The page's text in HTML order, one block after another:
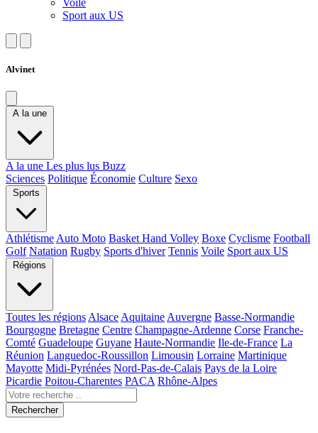
Voile
Sport aux US
Alvinet
A la une
A la une Les plus lus Buzz
Sciences Politique Économie Culture Sexo
Sports
Athlétisme Auto Moto Basket Hand Volley Boxe Cyclisme Football
Golf Natation Rugby Sports d'hiver Tennis Voile Sport aux US
Régions
Toutes les régions Alsace Aquitaine Auvergne Basse-Normandie
Bourgogne Bretagne Centre Champagne-Ardenne Corse Franche-
Comté Guadeloupe Guyane Haute-Normandie Ile-de-France La
Réunion Languedoc-Roussillon Limousin Lorraine Martinique
Mayotte Midi-Pyrénées Nord-Pas-de-Calais Pays de la Loire
Picardie Poitou-Charentes PACA Rhône-Alpes
Rechercher